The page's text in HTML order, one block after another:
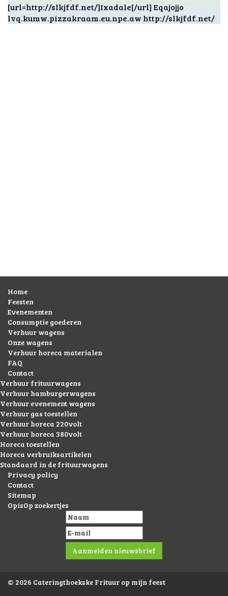
[url=http://slkjfdf.net/]Ixadale[/url] Eqajojjo
lvq.kumw.pizzakraam.eu.npe.aw http://slkjfdf.net/
Home
Feesten
Evenementen
Consumptie goederen
Verhuur wagens
Onze wagens
Verhuur horeca materialen
FAQ
Contact
Verhuur frituurwagens
Verhuur hamburgerwagens
Verhuur evenement wagens
Verhuur gas toestellen
Verhuur horeca 220volt
Verhuur horeca 380volt
Horeca toestellen
Horeca verbruiksartikelen
Standaard in de frituurwagens
Privacy policy
Contact
Sitemap
OpisOp zoekertjes
© 2026 Cateringthoekske Frituur op mijn feest